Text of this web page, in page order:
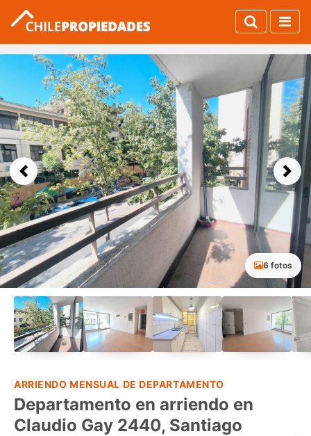
Previous Next
6 fotos
ARRIENDO MENSUAL DE DEPARTAMENTO
Departamento en arriendo en
Claudio Gay 2440, Santiago